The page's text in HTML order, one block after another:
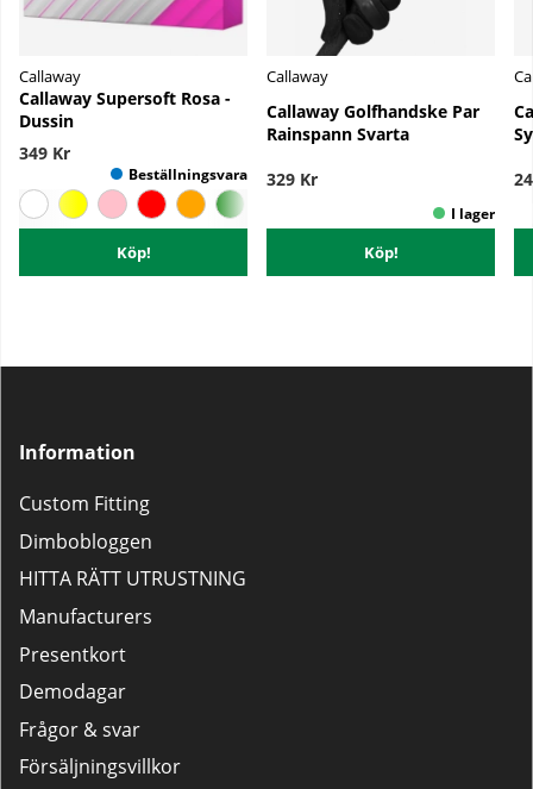
Callaway
Callaway Supersoft Rosa -
Dussin
349 Kr
Köp!
Callaway
Callaway Golfhandske Par
Rainspann Svarta
329 Kr
Köp!
Information
Custom Fitting
Dimbobloggen
HITTA RÄTT UTRUSTNING
Manufacturers
Presentkort
Demodagar
Frågor & svar
Försäljningsvillkor